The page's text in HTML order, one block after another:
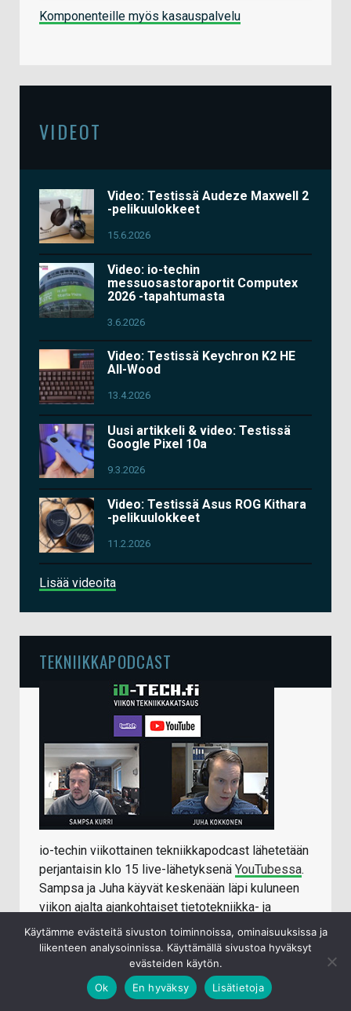
Komponenteille myös kasauspalvelu
VIDEOT
Video: Testissä Audeze Maxwell 2
-pelikuulokkeet
15.6.2026
Video: io-techin
messuosastoraportit Computex
2026 -tapahtumasta
3.6.2026
Video: Testissä Keychron K2 HE
All-Wood
13.4.2026
Uusi artikkeli & video: Testissä
Google Pixel 10a
9.3.2026
Video: Testissä Asus ROG Kithara
-pelikuulokkeet
11.2.2026
Lisää videoita
TEKNIIKKAPODCAST
io-techin viikottainen tekniikkapodcast lähetetään
perjantaisin klo 15 live-lähetyksenä YouTubessa.
Sampsa ja Juha käyvät keskenään läpi kuluneen
viikon ajalta ajankohtaiset tietotekniikka- ja
mobiiliaiheet.
Jälkikäteen katseltavissa/kuunneltavissa:
Youtube
iTunes
Käytämme evästeitä sivuston toiminnoissa, ominaisuuksissa ja
liikenteen analysoinnissa. Käyttämällä sivustoa hyväksyt
evästeiden käytön.
Ok
En hyväksy Lisätietoja